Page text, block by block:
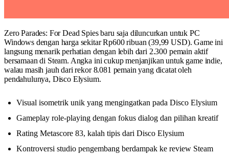
Zero Parades: For Dead Spies baru saja diluncurkan untuk PC
Windows dengan harga sekitar Rp600 ribuan (39,99 USD). Game ini
langsung menarik perhatian dengan lebih dari 2.300 pemain aktif
bersamaan di Steam. Angka ini cukup menjanjikan untuk game indie,
walau masih jauh dari rekor 8.081 pemain yang dicatat oleh
pendahulunya, Disco Elysium.
Visual isometrik unik yang mengingatkan pada Disco Elysium
Gameplay role-playing dengan fokus dialog dan pilihan kreatif
Rating Metascore 83, kalah tipis dari Disco Elysium
Kontroversi studio pengembang berdampak ke review Steam